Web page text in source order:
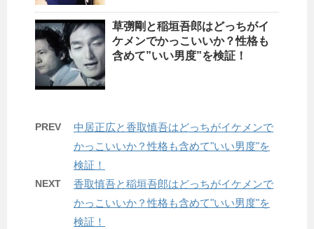
草彅剛と稲垣吾郎はどっちがイ
ケメンでかっこいいか？性格も
含めて”いい男度”を検証！
PREV
中居正広と香取慎吾はどっちがイケメンで
かっこいいか？性格も含めて"いい男度"を
検証！
NEXT
香取慎吾と稲垣吾郎はどっちがイケメンで
かっこいいか？性格も含めて"いい男度"を
検証！